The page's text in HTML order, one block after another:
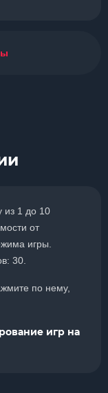
из 1 до 10
от
игры.
30.
по нему,
игр на